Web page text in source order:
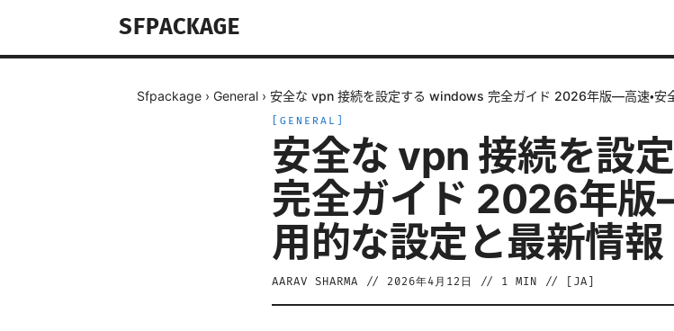
SFPACKAGE
Sfpackage › General › 安全な vpn 接続を設定する windows 完全ガイド 2026年版—高速・安
GENERAL
安全な vpn 接続を設
完全ガイド 2026年版—
用的な設定と最新情報
AARAV SHARMA // 2026年4月12日 // 1 MIN // [ JA